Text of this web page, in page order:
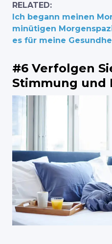
RELATED:
Ich begann meinen
minütigen
es für meine
#6 Verfolgen
Stimmung und